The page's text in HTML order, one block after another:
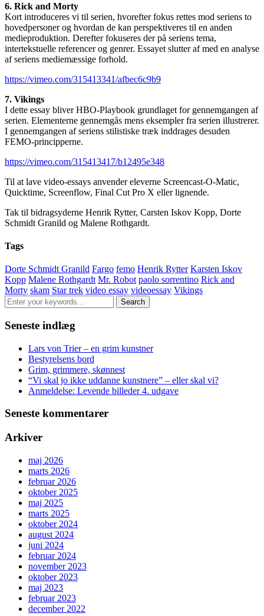
6. Rick and Morty
Kort introduceres vi til serien, hvorefter fokus rettes mod seriens to
hovedpersoner og hvordan de kan perspektiveres til en anden
medieproduktion. Derefter fokuseres der på seriens tema,
intertekstuelle referencer og genrer. Essayet slutter af med en analyse
af seriens mediemæssige forhold.
https://vimeo.com/315413341/afbec6c9b9
7. Vikings
I dette essay bliver HBO-Playbook grundlaget for gennemgangen af
serien. Elementerne gennemgås mens eksempler fra serien illustrerer.
I gennemgangen af seriens stilistiske træk inddrages desuden
FEMO-principperne.
https://vimeo.com/315413417/b12495e348
Til at lave video-essays anvender eleverne Screencast-O-Matic,
Quicktime, Screenflow, Final Cut Pro X eller lignende.
Tak til bidragsyderne Henrik Rytter, Carsten Iskov Kopp, Dorte
Schmidt Granild og Malene Rothgardt.
Tags
Dorte Schmidt Granild Fargo femo Henrik Rytter Karsten Iskov
Kopp Malene Rothgardt Mr. Robot paolo sorrentino Rick and
Morty skam Star trek video essay videoessay Vikings
Seneste indlæg
Lars von Trier – en grim kunstner
Bestyrelsens bord
Grim, grimmere, skønnest
“Vi skal jo ikke uddanne kunstnere” – eller skal vi?
Anmeldelse: Levende billeder 4. udgave
Seneste kommentarer
Arkiver
maj 2026
marts 2026
februar 2026
oktober 2025
maj 2025
marts 2025
oktober 2024
august 2024
juni 2024
februar 2024
november 2023
oktober 2023
maj 2023
februar 2023
december 2022